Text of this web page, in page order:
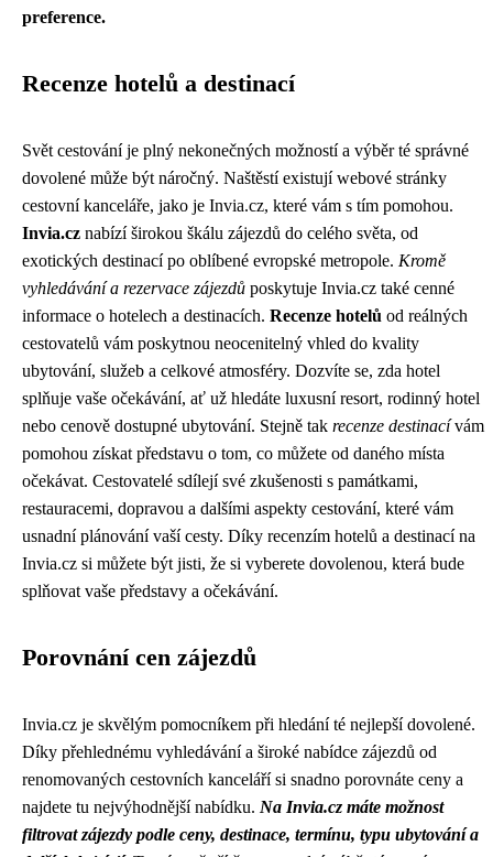
preference.
Recenze hotelů a destinací
Svět cestování je plný nekonečných možností a výběr té správné
dovolené může být náročný. Naštěstí existují webové stránky
cestovní kanceláře, jako je Invia.cz, které vám s tím pomohou.
Invia.cz nabízí širokou škálu zájezdů do celého světa, od
exotických destinací po oblíbené evropské metropole. Kromě
vyhledávání a rezervace zájezdů poskytuje Invia.cz také cenné
informace o hotelech a destinacích. Recenze hotelů od reálných
cestovatelů vám poskytnou neocenitelný vhled do kvality
ubytování, služeb a celkové atmosféry. Dozvíte se, zda hotel
splňuje vaše očekávání, ať už hledáte luxusní resort, rodinný hotel
nebo cenově dostupné ubytování. Stejně tak recenze destinacívám
pomohou získat představu o tom, co můžete od daného místa
očekávat. Cestovatelé sdílejí své zkušenosti s památkami,
restauracemi, dopravou a dalšími aspekty cestování, které vám
usnadní plánování vaší cesty. Díky recenzím hotelů a destinací na
Invia.cz si můžete být jisti, že si vyberete dovolenou, která bude
splňovat vaše představy a očekávání.
Porovnání cen zájezdů
Invia.cz je skvělým pomocníkem při hledání té nejlepší dovolené.
Díky přehlednému vyhledávání a široké nabídce zájezdů od
renomovaných cestovních kanceláří si snadno porovnáte ceny a
najdete tu nejvýhodnější nabídku. Na Invia.cz máte možnost
filtrovat zájezdy podle ceny, destinace, termínu, typu ubytování a